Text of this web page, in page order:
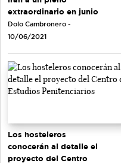
extraordinario en junio
Dolo Cambronero -
10/06/2021
Los hosteleros
conocerán al detalle el
proyecto del Centro